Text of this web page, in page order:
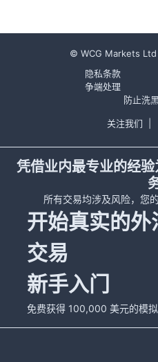
© WCG Markets Ltd
隐私条款
争端处理
防止洗
关注我们
凭借业内最专业的经
所有交易均涉及风险，您
开始真实的外
交易
新手入门
免费获得 100,000 美元的模